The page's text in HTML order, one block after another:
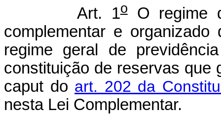
Art. 1oO regime
complementar e
regime geral de
constituição de reservas que
caput do art. 202 da
nesta Lei Complementar.